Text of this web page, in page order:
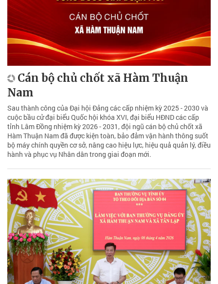
Cán bộ chủ chốt xã Hàm Thuận
Nam
Sau thành công của Đại hội Đảng các cấp nhiệm kỳ 2025 - 2030 và
cuộc bầu cử đại biểu Quốc hội khóa XVI, đại biểu HĐND các cấp
tỉnh Lâm Đồng nhiệm kỳ 2026 - 2031, đội ngũ cán bộ chủ chốt xã
Hàm Thuận Nam đã được kiện toàn, bảo đảm vận hành thông suốt
bộ máy chính quyền cơ sở, nâng cao hiệu lực, hiệu quả quản lý, điều
hành và phục vụ Nhân dân trong giai đoạn mới.